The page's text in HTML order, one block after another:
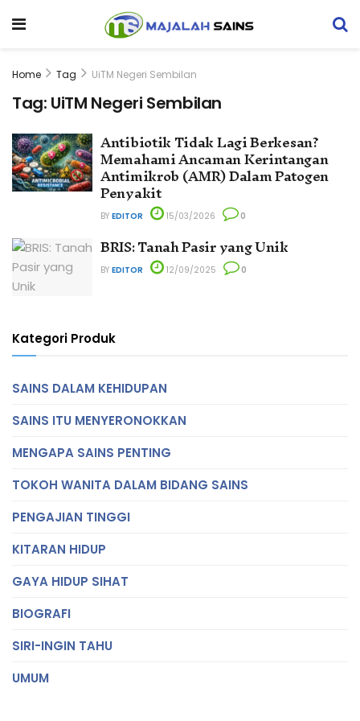
Home Tag UiTM Negeri Sembilan
Tag: UiTM Negeri Sembilan
Antibiotik Tidak Lagi Berkesan?
Memahami Ancaman Kerintangan
Antimikrob (AMR) Dalam Patogen
Penyakit
BY EDITOR 15/03/2026 0
BRIS: Tanah Pasir yang Unik
BY EDITOR 12/09/2025 0
Kategori Produk
SAINS DALAM KEHIDUPAN
SAINS ITU MENYERONOKKAN
MENGAPA SAINS PENTING
TOKOH WANITA DALAM BIDANG SAINS
PENGAJIAN TINGGI
KITARAN HIDUP
GAYA HIDUP SIHAT
BIOGRAFI
SIRI-INGIN TAHU
UMUM